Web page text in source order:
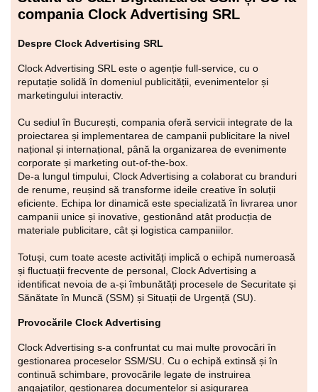
compania Clock Advertising SRL
Despre Clock Advertising SRL
Clock Advertising SRL este o agenție full-service, cu o
reputație solidă în domeniul publicității, evenimentelor și
marketingului interactiv.
Cu sediul în București, compania oferă servicii integrate de la
proiectarea și implementarea de campanii publicitare la nivel
național și internațional, până la organizarea de evenimente
corporate și marketing out-of-the-box.
De-a lungul timpului, Clock Advertising a colaborat cu branduri
de renume, reușind să transforme ideile creative în soluții
eficiente. Echipa lor dinamică este specializată în livrarea unor
campanii unice și inovative, gestionând atât producția de
materiale publicitare, cât și logistica campaniilor.
Totuși, cum toate aceste activități implică o echipă numeroasă
și fluctuații frecvente de personal, Clock Advertising a
identificat nevoia de a-și îmbunătăți procesele de Securitate și
Sănătate în Muncă (SSM) și Situații de Urgență (SU).
Provocările Clock Advertising
Clock Advertising s-a confruntat cu mai multe provocări în
gestionarea proceselor SSM/SU. Cu o echipă extinsă și în
continuă schimbare, provocările legate de instruirea
angajaților, gestionarea documentelor și asigurarea